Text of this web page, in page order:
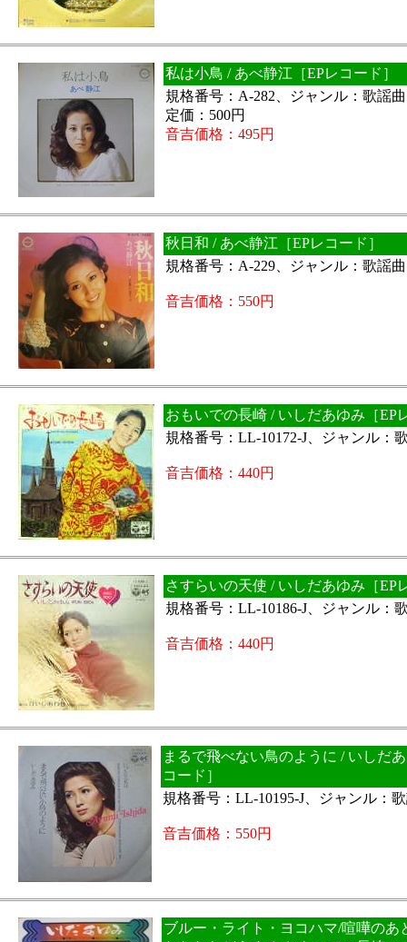
私は小鳥 / あべ静江［EPレコード］
規格番号：A-282、ジャンル：歌謡
定価：500円
音吉価格：495円
秋日和 / あべ静江［EPレコード］
規格番号：A-229、ジャンル：歌謡
音吉価格：550円
おもいでの長崎 / いしだあゆみ［EP
規格番号：LL-10172-J、ジャンル：
音吉価格：440円
さすらいの天使 / いしだあゆみ［EP
規格番号：LL-10186-J、ジャンル：
音吉価格：440円
まるで飛べない鳥のように / いしだ
コード］
規格番号：LL-10195-J、ジャンル：
音吉価格：550円
ブルー・ライト・ヨコハマ/喧嘩のあ